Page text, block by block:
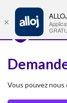
Vous pouvez
×